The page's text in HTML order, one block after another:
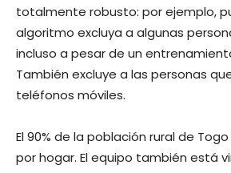
totalmente robusto: por ejemplo,
algoritmo excluya a algunas
incluso a pesar de un
También excluye a las personas
teléfonos móviles.
El 90% de la población rural de
por hogar. El equipo también está